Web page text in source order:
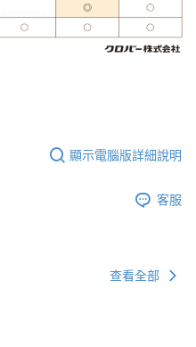
顯示電腦版詳細說明
客服
查看全部